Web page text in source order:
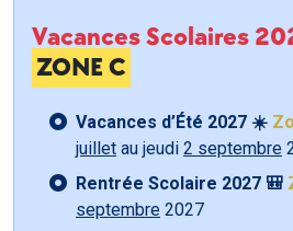
Vacances Scolaires
ZONE C
Vacances d’Été 2027 ☀️
juillet au jeudi 2 septembre
Rentrée Scolaire 2027 🎒
septembre 2027